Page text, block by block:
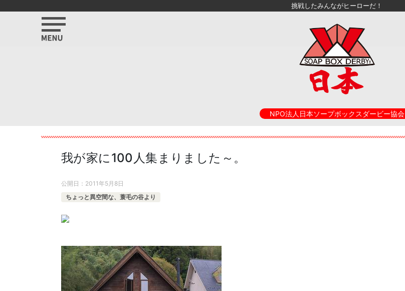
挑戦したみんながヒーローだ！
NPO法人日本ソープボックスダービー協会
我が家に100人集まりました～。
公開日： 2011年5月8日
ちょっと異空間な、蓑毛の谷より